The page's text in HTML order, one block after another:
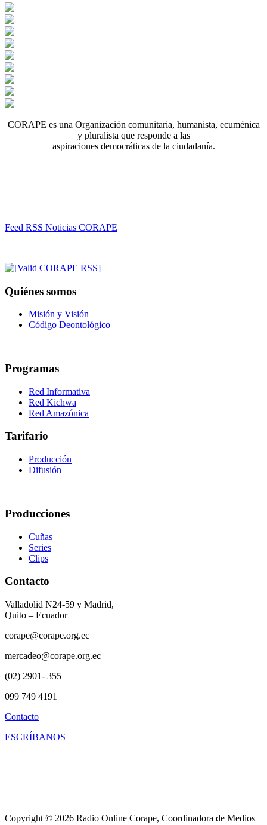
CORAPE es una Organización comunitaria, humanista, ecuménica
y pluralista que responde a las
aspiraciones democráticas de la ciudadanía.
Feed RSS Noticias CORAPE
Quiénes somos
Misión y Visión
Código Deontológico
Programas
Red Informativa
Red Kichwa
Red Amazónica
Tarifario
Producción
Difusión
Producciones
Cuñas
Series
Clips
Contacto
Valladolid N24-59 y Madrid,
Quito – Ecuador
corape@corape.org.ec
mercadeo@corape.org.ec
(02) 2901- 355
099 749 4191
Contacto
ESCRÍBANOS
Copyright © 2026 Radio Online Corape, Coordinadora de Medios